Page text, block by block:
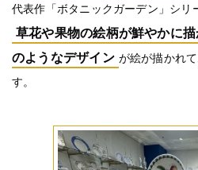
代表作「ボタニックガーデン」シリ
草花や果物の絵柄が鮮やかに
のようなデザイン が絵が描かれ
す。